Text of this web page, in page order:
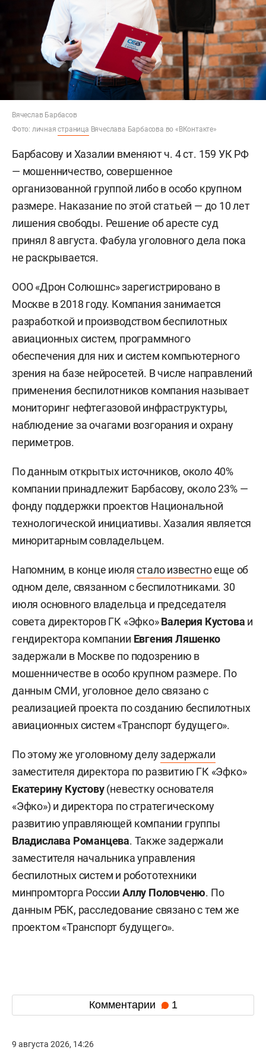
Вячеслав Барбасов
Фото: личнаястраница Вячеслава Барбасова во «ВКонтакте»
Барбасову и Хазалии вменяют ч. 4 ст. 159 УК РФ
— мошенничество, совершенное
организованной группой либо в особо крупном
размере. Наказание по этой статьей — до 10 лет
лишения свободы. Решение об аресте суд
принял 8 августа. Фабула уголовного дела пока
не раскрывается.
ООО «Дрон Солюшнс» зарегистрировано в
Москве в 2018 году. Компания занимается
разработкой и производством беспилотных
авиационных систем, программного
обеспечения для них и систем компьютерного
зрения на базе нейросетей. В числе направлений
применения беспилотников компания называет
мониторинг нефтегазовой инфраструктуры,
наблюдение за очагами возгорания и охрану
периметров.
По данным открытых источников, около 40%
компании принадлежит Барбасову, около 23% —
фонду поддержки проектов Национальной
технологической инициативы. Хазалия является
миноритарным совладельцем.
Напомним, в конце июлястало известноеще об
одном деле, связанном с беспилотниками. 30
июля основного владельца и председателя
совета директоров ГК «Эфко»Валерия Кустова и
гендиректора компании Евгения Ляшенко
задержали в Москве по подозрению в
мошенничестве в особо крупном размере. По
данным СМИ, уголовное дело связано с
реализацией проекта по созданию беспилотных
авиационных систем «Транспорт будущего».
По этому же уголовному делузадержали
заместителя директора по развитию ГК «Эфко»
Екатерину Кустову(невестку основателя
«Эфко») и директора по стратегическому
развитию управляющей компании группы
Владислава Романцева. Также задержали
заместителя начальника управления
беспилотных систем и робототехники
минпромторга РоссииАллу Половченю. По
данным РБК, расследование связано с тем же
проектом «Транспорт будущего».
Комментарии 1
9 августа 2026, 14:26